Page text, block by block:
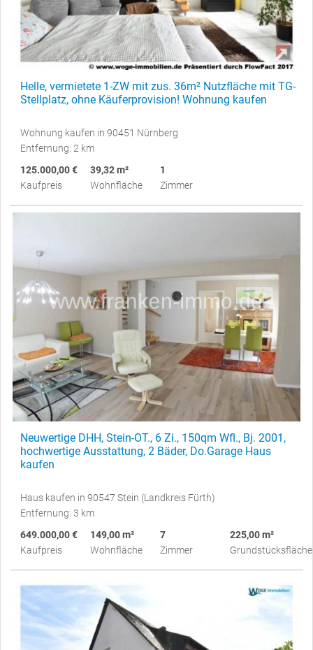
Helle, vermietete 1-ZW mit zus. 36m² Nutzfläche mit TG-
Stellplatz, ohne Käuferprovision! Wohnung kaufen
Wohnung kaufen in 90451 Nürnberg
Entfernung: 2 km
125.000,00 €
Kaufpreis
39,32 m²
Wohnfläche
1
Zimmer
Neuwertige DHH, Stein-OT., 6 Zi., 150qm Wfl., Bj. 2001,
hochwertige Ausstattung, 2 Bäder, Do.Garage Haus
kaufen
Haus kaufen in 90547 Stein (Landkreis Fürth)
Entfernung: 3 km
649.000,00 €
Kaufpreis
149,00 m²
Wohnfläche
7
Zimmer
225,00 m²
Grundstücksfläche